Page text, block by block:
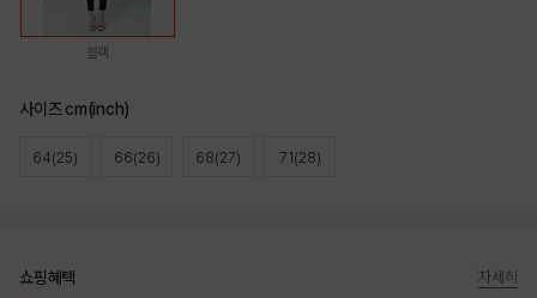
블랙
사이즈 cm(inch)
64(25) 66(26) 68(27) 71(28)
쇼핑혜택
자세히